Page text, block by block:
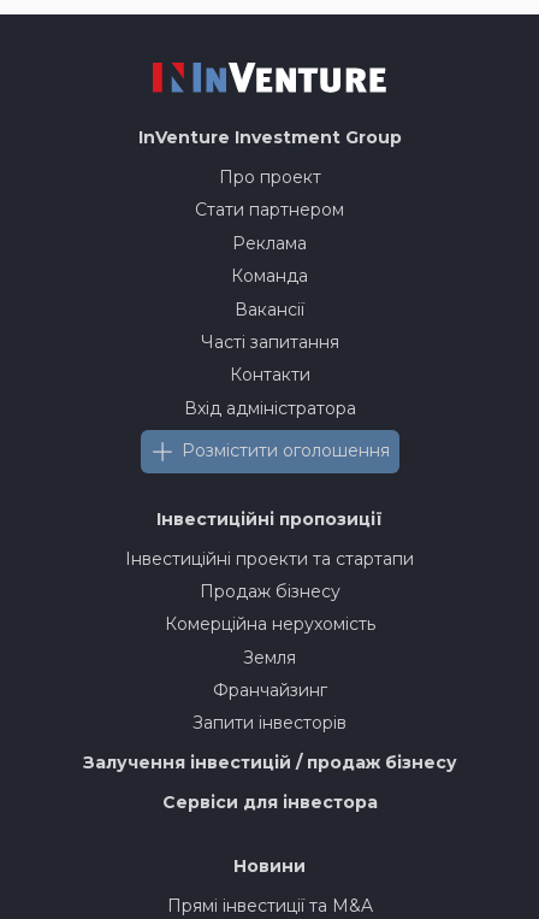
InVenture Investment Group
Про проект
Стати партнером
Реклама
Команда
Вакансії
Часті запитання
Контакти
Вхід адміністратора
Розмістити оголошення
Інвестиційні пропозиції
Інвестиційні проекти та стартапи
Продаж бізнесу
Комерційна нерухомість
Земля
Франчайзинг
Запити інвесторів
Залучення інвестицій / продаж бізнесу
Сервіси для інвестора
Новини
Прямі інвестиції та M&A